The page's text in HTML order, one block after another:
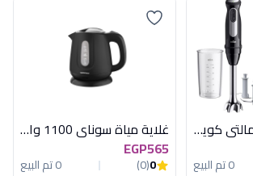
MQ50813MBK مالتى كويك1000وات اسود براون
0 تم البيع
غلاية مياة سوناي 1100 وات -1.2 لتر-اسود Mar -2200
EGP565
0
(0)
0 تم البيع